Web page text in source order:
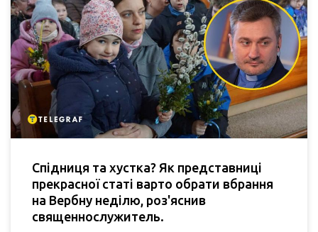
Спідниця та хустка? Як представниці
прекрасної статі варто обрати вбрання
на Вербну неділю, роз'яснив
священнослужитель.